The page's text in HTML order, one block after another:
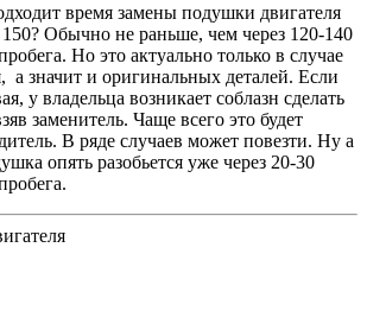
время замены подушки двигателя
Обычно не раньше, чем через 120-140
Но это актуально только в случае
а значит и оригинальных деталей. Если
у владельца возникает соблазн сделать
заменитель. Чаще всего это будет
В ряде случаев может повезти. Ну а
опять разобьется уже через 20-30